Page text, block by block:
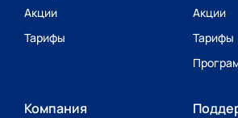
Акции
Тарифы
Акции
Тарифы
Компания